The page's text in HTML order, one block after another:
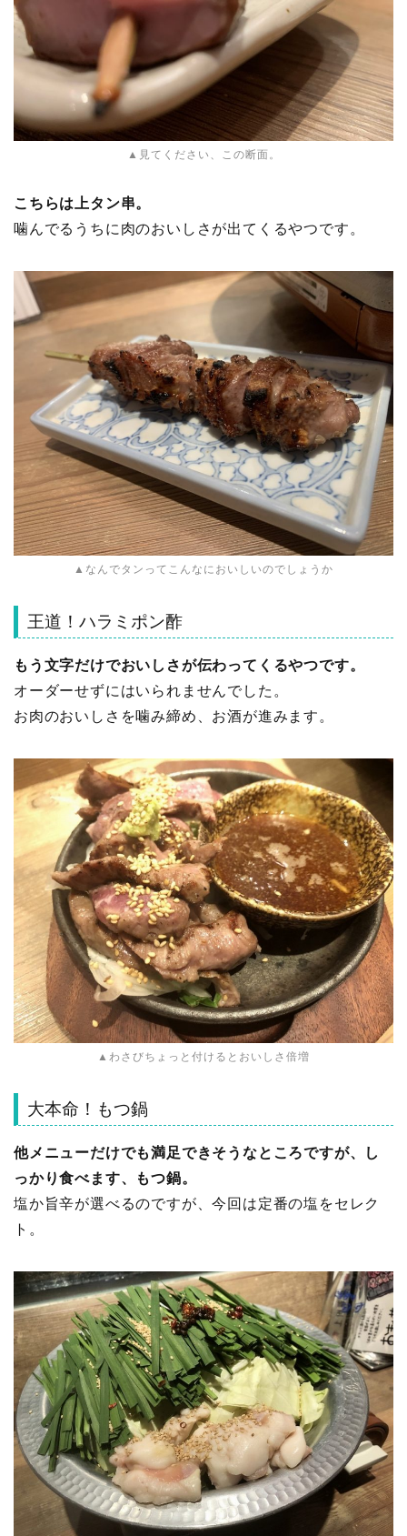
▲見てください、この断面。
こちらは上タン串。
噛んでるうちに肉のおいしさが出てくるやつです。
▲なんでタンってこんなにおいしいのでしょうか
王道！ハラミポン酢
もう文字だけでおいしさが伝わってくるやつです。
オーダーせずにはいられませんでした。
お肉のおいしさを噛み締め、お酒が進みます。
▲わさびちょっと付けるとおいしさ倍増
大本命！もつ鍋
他メニューだけでも満足できそうなところですが、し
っかり食べます、もつ鍋。
塩か旨辛が選べるのですが、今回は定番の塩をセレク
ト。